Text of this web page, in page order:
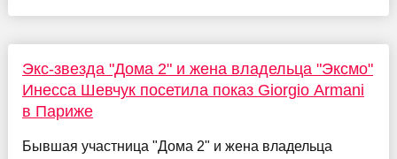
Экс-звезда "Дома 2" и жена владельца "Эксмо"
Инесса Шевчук посетила показ Giorgio Armani
в Париже
Бывшая участница "Дома 2" и жена владельца